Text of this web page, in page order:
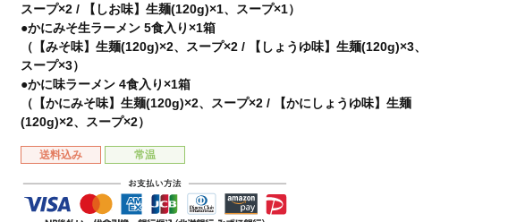
スープ×2 / 【しお味】生麺(120g)×1、スープ×1）
●かにみそ生ラーメン 5食入り×1箱
（【みそ味】生麺(120g)×2、スープ×2 / 【しょうゆ味】生麺(120g)×3、
スープ×3）
●かに味ラーメン 4食入り×1箱
（【かにみそ味】生麺(120g)×2、スープ×2 / 【かにしょうゆ味】生麺
(120g)×2、スープ×2）
送料込み 常温